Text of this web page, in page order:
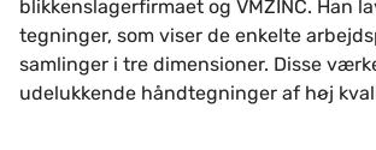
blikkenslagerfirmaet og VMZINC. Han
tegninger, som viser de enkelte
samlinger i tre dimensioner. Disse
udelukkende håndtegninger af høj